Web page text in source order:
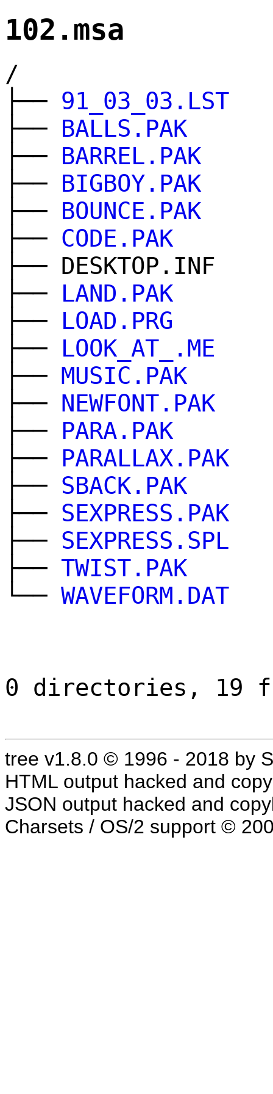
102.msa
/
├── 91_03_03.LST
├── BALLS.PAK
├── BARREL.PAK
├── BIGBOY.PAK
├── BOUNCE.PAK
├── CODE.PAK
├── DESKTOP.INF
├── LAND.PAK
├── LOAD.PRG
├── LOOK_AT_.ME
├── MUSIC.PAK
├── NEWFONT.PAK
├── PARA.PAK
├── PARALLAX.PAK
├── SBACK.PAK
├── SEXPRESS.PAK
├── SEXPRESS.SPL
├── TWIST.PAK
└── WAVEFORM.DAT
0 directories, 19
tree v1.8.0 © 1996 - 2018 by
HTML output hacked and
JSON output hacked and
Charsets / OS/2 support ©